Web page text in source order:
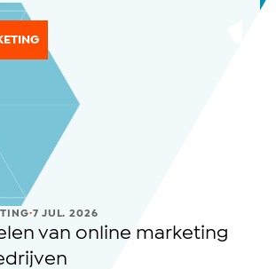
.7 JUL. 2026
van online marketing